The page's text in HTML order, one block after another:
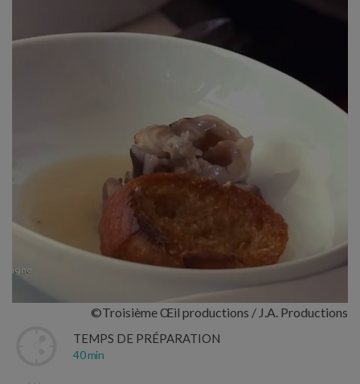
©Troisième Œil productions / J.A. Productions
TEMPS DE PRÉPARATION
40 min